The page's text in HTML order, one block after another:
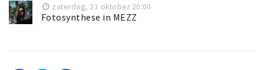
zaterdag, 31 oktober 20:00
Fotosynthese in MEZZ